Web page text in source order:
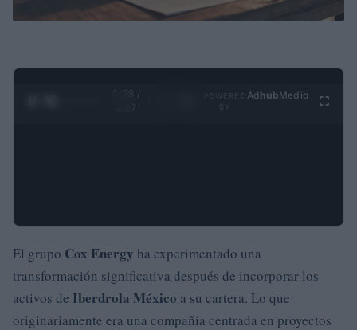
0:29 /
4:27
Ad hubMedia
El grupo Cox Energy ha experimentado una
transformación significativa después de incorporar los
activos de Iberdrola México a su cartera. Lo que
originariamente era una compañía centrada en proyectos